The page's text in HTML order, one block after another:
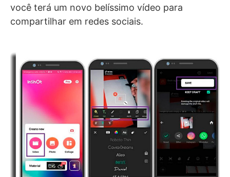
você terá um novo belíssimo vídeo para
compartilhar em redes sociais.